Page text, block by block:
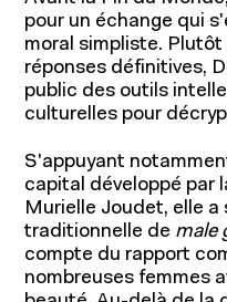
Expertise
pour un échange qui
moral simpliste.
réponses définitives,
public des outils
culturelles pour
S'appuyant
capital développé par
Murielle Joudet, elle a
traditionnelle de male
compte du rapport
nombreuses femmes